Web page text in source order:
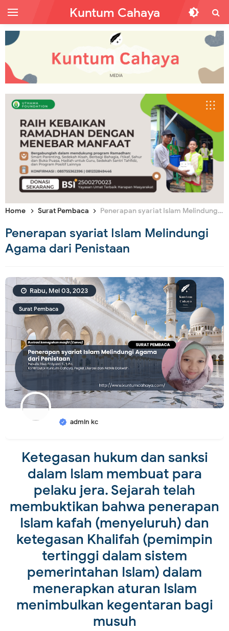
Kuntum Cahaya
Home Surat Pembaca Penerapan syariat Islam Melindungi Agama dari Penistaan
Penerapan syariat Islam Melindungi
Agama dari Penistaan
Surat Pembaca
admin kc
Rabu, Mei 03, 2023
Ketegasan hukum dan sanksi
dalam Islam membuat para
pelaku jera. Sejarah telah
membuktikan bahwa penerapan
Islam kafah (menyeluruh) dan
ketegasan Khalifah (pemimpin
tertinggi dalam sistem
pemerintahan Islam) dalam
menerapkan aturan Islam
menimbulkan kegentaran bagi
musuh